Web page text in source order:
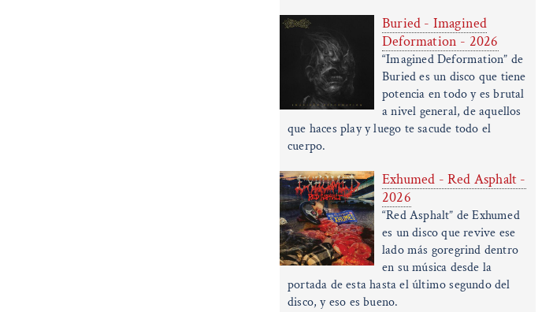
Buried - Imagined
Deformation - 2026
“Imagined Deformation” de
Buried es un disco que tiene
potencia en todo y es brutal
a nivel general, de aquellos
que haces play y luego te sacude todo el
cuerpo.
Exhumed - Red Asphalt -
2026
“Red Asphalt” de Exhumed
es un disco que revive ese
lado más goregrind dentro
en su música desde la
portada de esta hasta el último segundo del
disco, y eso es bueno.